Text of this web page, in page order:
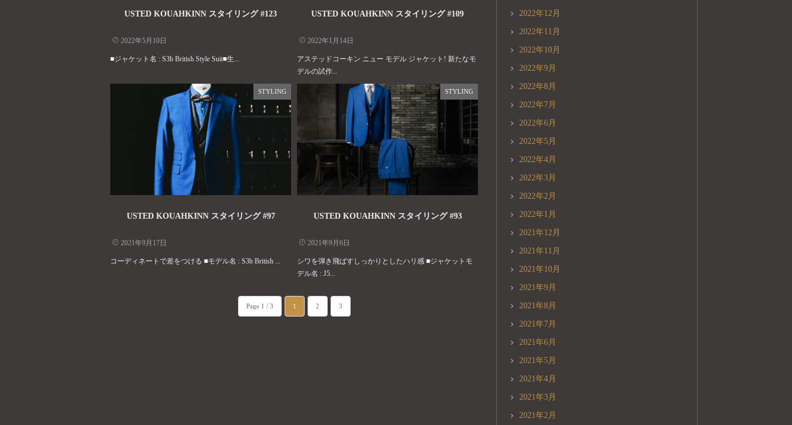
USTED KOUAHKINN スタイリング #123
2022年5月10日
■ジャケット名 : S3b British Style Suit■生...
USTED KOUAHKINN スタイリング #109
2022年1月14日
アステッドコーキン ニュー モデル ジャケット! 新たなモ
デルの試作...
STYLING
USTED KOUAHKINN スタイリング #97
2021年9月17日
コーディネートで差をつける ■モデル名 : S3b British ...
STYLING
USTED KOUAHKINN スタイリング #93
2021年9月6日
シワを弾き飛ばすしっかりとしたハリ感 ■ジャケットモ
デル名 : J5...
Page 1 / 3 1 2 3
2022年12月
2022年11月
2022年10月
2022年9月
2022年8月
2022年7月
2022年6月
2022年5月
2022年4月
2022年3月
2022年2月
2022年1月
2021年12月
2021年11月
2021年10月
2021年9月
2021年8月
2021年7月
2021年6月
2021年5月
2021年4月
2021年3月
2021年2月